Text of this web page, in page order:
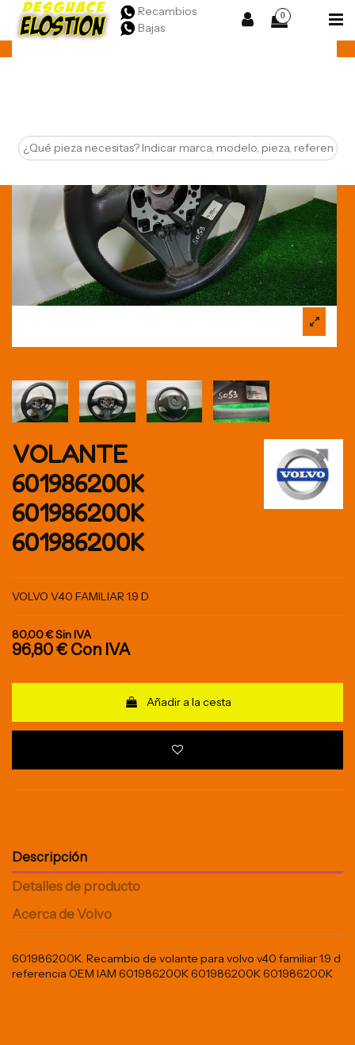
Recambios
Bajas
0
VOLANTE
601986200K
601986200K
601986200K
VOLVO V40 FAMILIAR 1.9 D
80,00 €Sin IVA
96,80 € Con IVA
Añadir a la cesta
Descripción
Detalles de producto
Acerca de Volvo
601986200K. Recambio de volante para volvo v40 familiar 1.9 d
referencia OEM IAM 601986200K 601986200K 601986200K